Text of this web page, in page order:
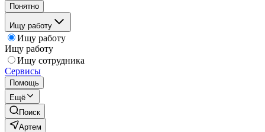
Понятно
Ищу работу
Ищу работу
Ищу работу
Ищу сотрудника
Сервисы
Помощь
Ещё
Поиск
Артем